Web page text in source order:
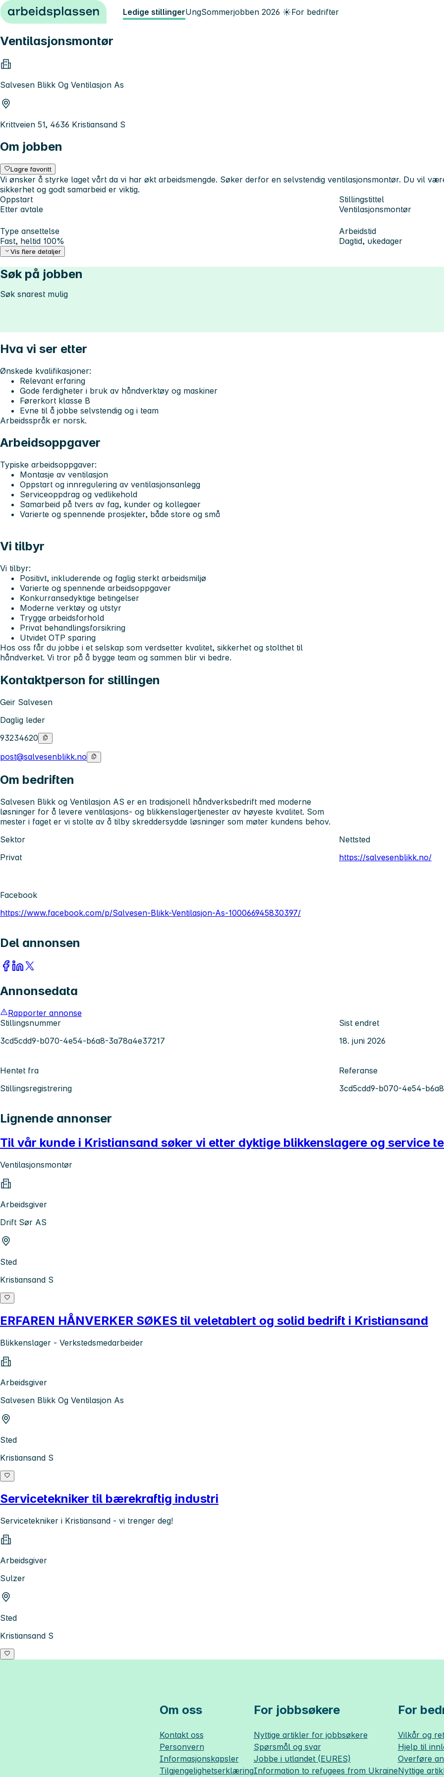
Hopp til innhold Ledige stillingerUngSommerjobben 2026 ☀️For bedrifter
Ventilasjonsmontør
Salvesen Blikk Og Ventilasjon As
Krittveien 51, 4636 Kristiansand S
Om jobben
Lagre favoritt
Vi ønsker å styrke laget vårt da vi har økt arbeidsmengde. Søker derfor en selvstendig ventilasjonsmontør. Du vil
sikkerhet og godt samarbeid er viktig.
Oppstart
Etter avtale
Stillingstittel
Ventilasjonsmontør
Type ansettelse
Fast, heltid 100%
Arbeidstid
Dagtid, ukedager
Vis flere detaljer
Søk på jobben
Søk snarest mulig
Hva vi ser etter
Ønskede kvalifikasjoner:
Relevant erfaring
Gode ferdigheter i bruk av håndverktøy og maskiner
Førerkort klasse B
Evne til å jobbe selvstendig og i team
Arbeidsspråk er norsk.
Arbeidsoppgaver
Typiske arbeidsoppgaver:
Montasje av ventilasjon
Oppstart og innregulering av ventilasjonsanlegg
Serviceoppdrag og vedlikehold
Samarbeid på tvers av fag, kunder og kollegaer
Varierte og spennende prosjekter, både store og små
Vi tilbyr
Vi tilbyr:
Positivt, inkluderende og faglig sterkt arbeidsmiljø
Varierte og spennende arbeidsoppgaver
Konkurransedyktige betingelser
Moderne verktøy og utstyr
Trygge arbeidsforhold
Privat behandlingsforsikring
Utvidet OTP sparing
Hos oss får du jobbe i et selskap som verdsetter kvalitet, sikkerhet og stolthet til
håndverket. Vi tror på å bygge team og sammen blir vi bedre.
Kontaktperson for stillingen
Geir Salvesen
Daglig leder
93234620
post@salvesenblikk.no
Om bedriften
Salvesen Blikk og Ventilasjon AS er en tradisjonell håndverksbedrift med moderne
løsninger for å levere ventilasjons- og blikkenslagertjenester av høyeste kvalitet. Som
mester i faget er vi stolte av å tilby skreddersydde løsninger som møter kundens behov.
Sektor
Privat
Nettsted
https://salvesenblikk.no/
Facebook
https://www.facebook.com/p/Salvesen-Blikk-Ventilasjon-As-100066945830397/
Del annonsen
Annonsedata
Rapporter annonse
Stillingsnummer
3cd5cdd9-b070-4e54-b6a8-3a78a4e37217
Sist endret
18. juni 2026
Hentet fra
Stillingsregistrering
Referanse
3cd5cdd9-b070-4e54-
Lignende annonser
Til vår kunde i Kristiansand søker vi etter dyktige blikkenslagere og service
Ventilasjonsmontør
Arbeidsgiver
Drift Sør AS
Sted
Kristiansand S
ERFAREN HÅNVERKER SØKES til veletablert og solid bedrift i Kristiansand
Blikkenslager - Verkstedsmedarbeider
Arbeidsgiver
Salvesen Blikk Og Ventilasjon As
Sted
Kristiansand S
Servicetekniker til bærekraftig industri
Servicetekniker i Kristiansand - vi trenger deg!
Arbeidsgiver
Sulzer
Sted
Kristiansand S
Om oss
Kontakt oss
Personvern
Informasjonskapsler
Tilgjengelighetserklæring
For jobbsøkere
Nyttige artikler for jobbsøkere
Spørsmål og svar
Jobbe i utlandet (EURES)
Information to refugees from Ukraine
For
Vilkår og
Hjelp til
Overføre
Nyttige